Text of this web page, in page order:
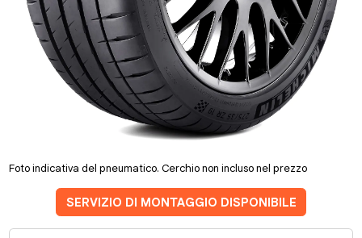
Foto indicativa del pneumatico. Cerchio non incluso nel prezzo
SERVIZIO DI MONTAGGIO DISPONIBILE